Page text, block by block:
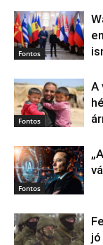
Fontos
Fontos
A
Fontos